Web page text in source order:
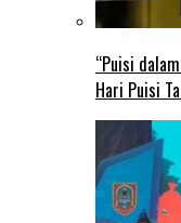
“Puisi
Hari Puisi